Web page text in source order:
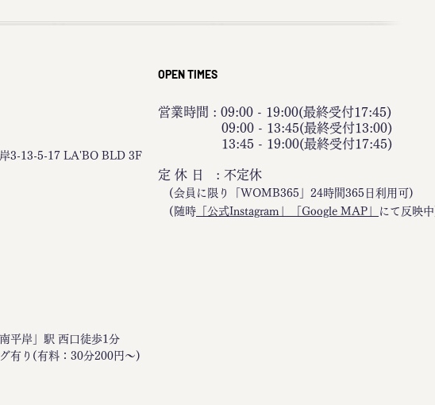
OPEN TIMES
3-13-5-17 LA'BO BLD 3F
平岸」駅 西口徒歩1分
有り(有料：30分200円〜)
営業時間 : 09:00 - 19:00(最終受付17:45)
09:00 - 13:45(最終受付13:00)
13:45 - 19:00(最終受付17:45)
定 休 日 : 不定休
(会員に限り「WOMB365」24時間365日利用可)
(随時 「公式Instagram」「Google MAP」 にて反映